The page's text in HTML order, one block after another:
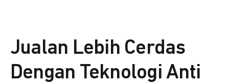
Jualan Lebih Cerdas
Dengan Teknologi Anti